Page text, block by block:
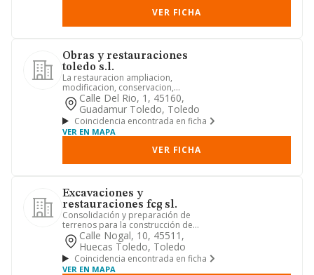
VER FICHA
Obras y restauraciones
toledo s.l.
La restauracion ampliacion,
modificacion, conservacion,
rehabilitacion, transformacion,
reparacion ...
Calle Del Rio, 1, 45160,
Guadamur Toledo, Toledo
Coincidencia encontrada en ficha
VER EN MAPA
VER FICHA
Excavaciones y
restauraciones fcg sl.
Consolidación y preparación de
terrenos para la construcción de
edificaciones, incluidos sistemas d...
Calle Nogal, 10, 45511,
Huecas Toledo, Toledo
Coincidencia encontrada en ficha
VER EN MAPA